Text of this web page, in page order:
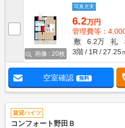
画像 : 20枚
写真充実
6.2万円
管理費等：
敷
6.2万 礼
3階
1R 27.25
空室確認 無料
賃貸ハイツ
コンフォート野田Ｂ